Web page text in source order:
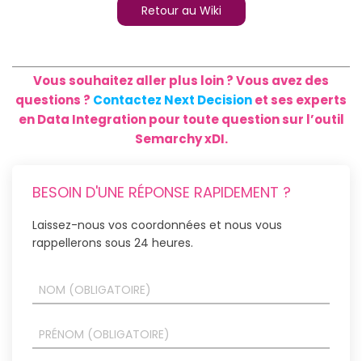
Retour au Wiki
Vous souhaitez aller plus loin ? Vous avez des
questions ? Contactez Next Decisionet ses experts
en Data Integration pour toute question sur l’outil
Semarchy xDI.
BESOIN D'UNE RÉPONSE RAPIDEMENT ?
Laissez-nous vos coordonnées et nous vous
rappellerons sous 24 heures.